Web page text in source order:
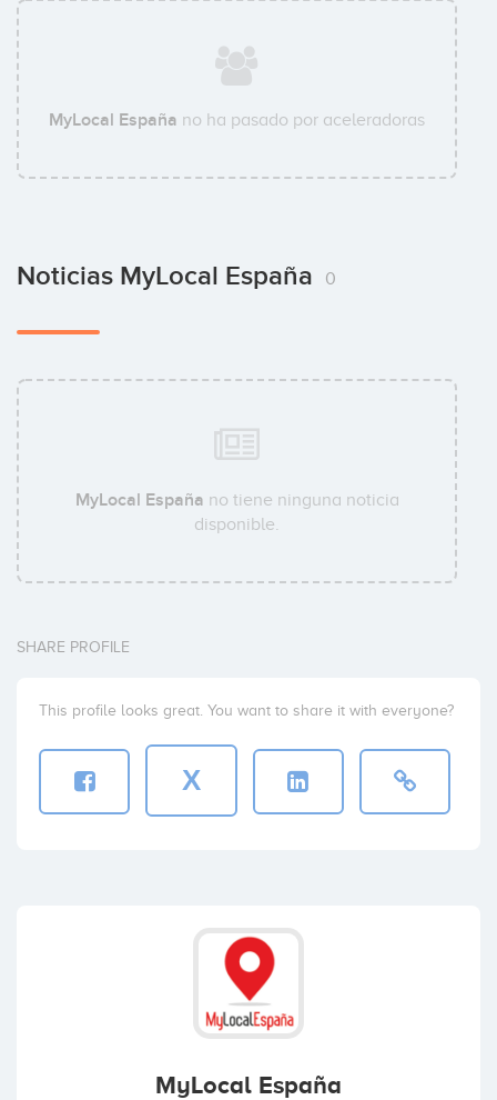
MyLocal España no ha pasado por aceleradoras
Noticias MyLocal España 0
MyLocal España no tiene ninguna noticia
disponible.
SHARE PROFILE
This profile looks great. You want to share it with everyone?
X
MyLocal España